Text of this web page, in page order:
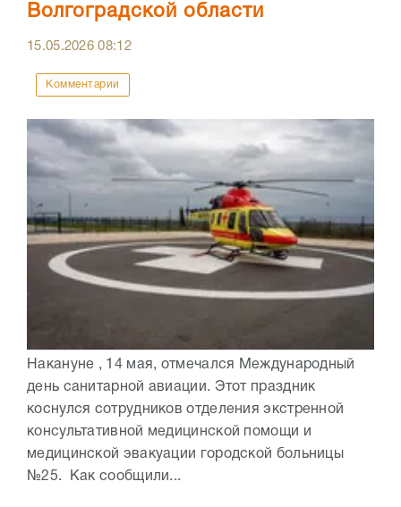
Волгоградской области
15.05.202608:12
Комментарии
Накануне , 14 мая, отмечался Международный
день санитарной авиации. Этот праздник
коснулся сотрудников отделения экстренной
консультативной медицинской помощи и
медицинской эвакуации городской больницы
№25. Как сообщили...